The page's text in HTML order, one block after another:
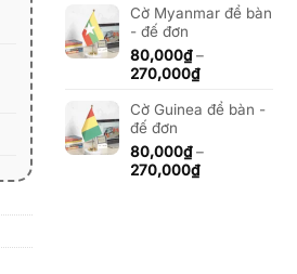
từ
270,000₫
Cờ Myanmar để bàn
- đế đơn
80,000₫ –
270,000₫Khoảng
từ
270,000₫
Cờ Guinea để bàn -
đế đơn
80,000₫ –
270,000₫Khoảng